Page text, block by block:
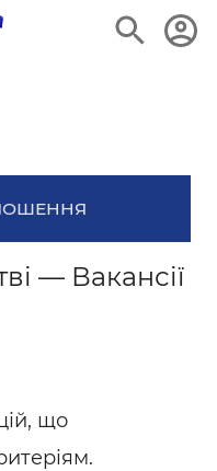
— Вакансії
що